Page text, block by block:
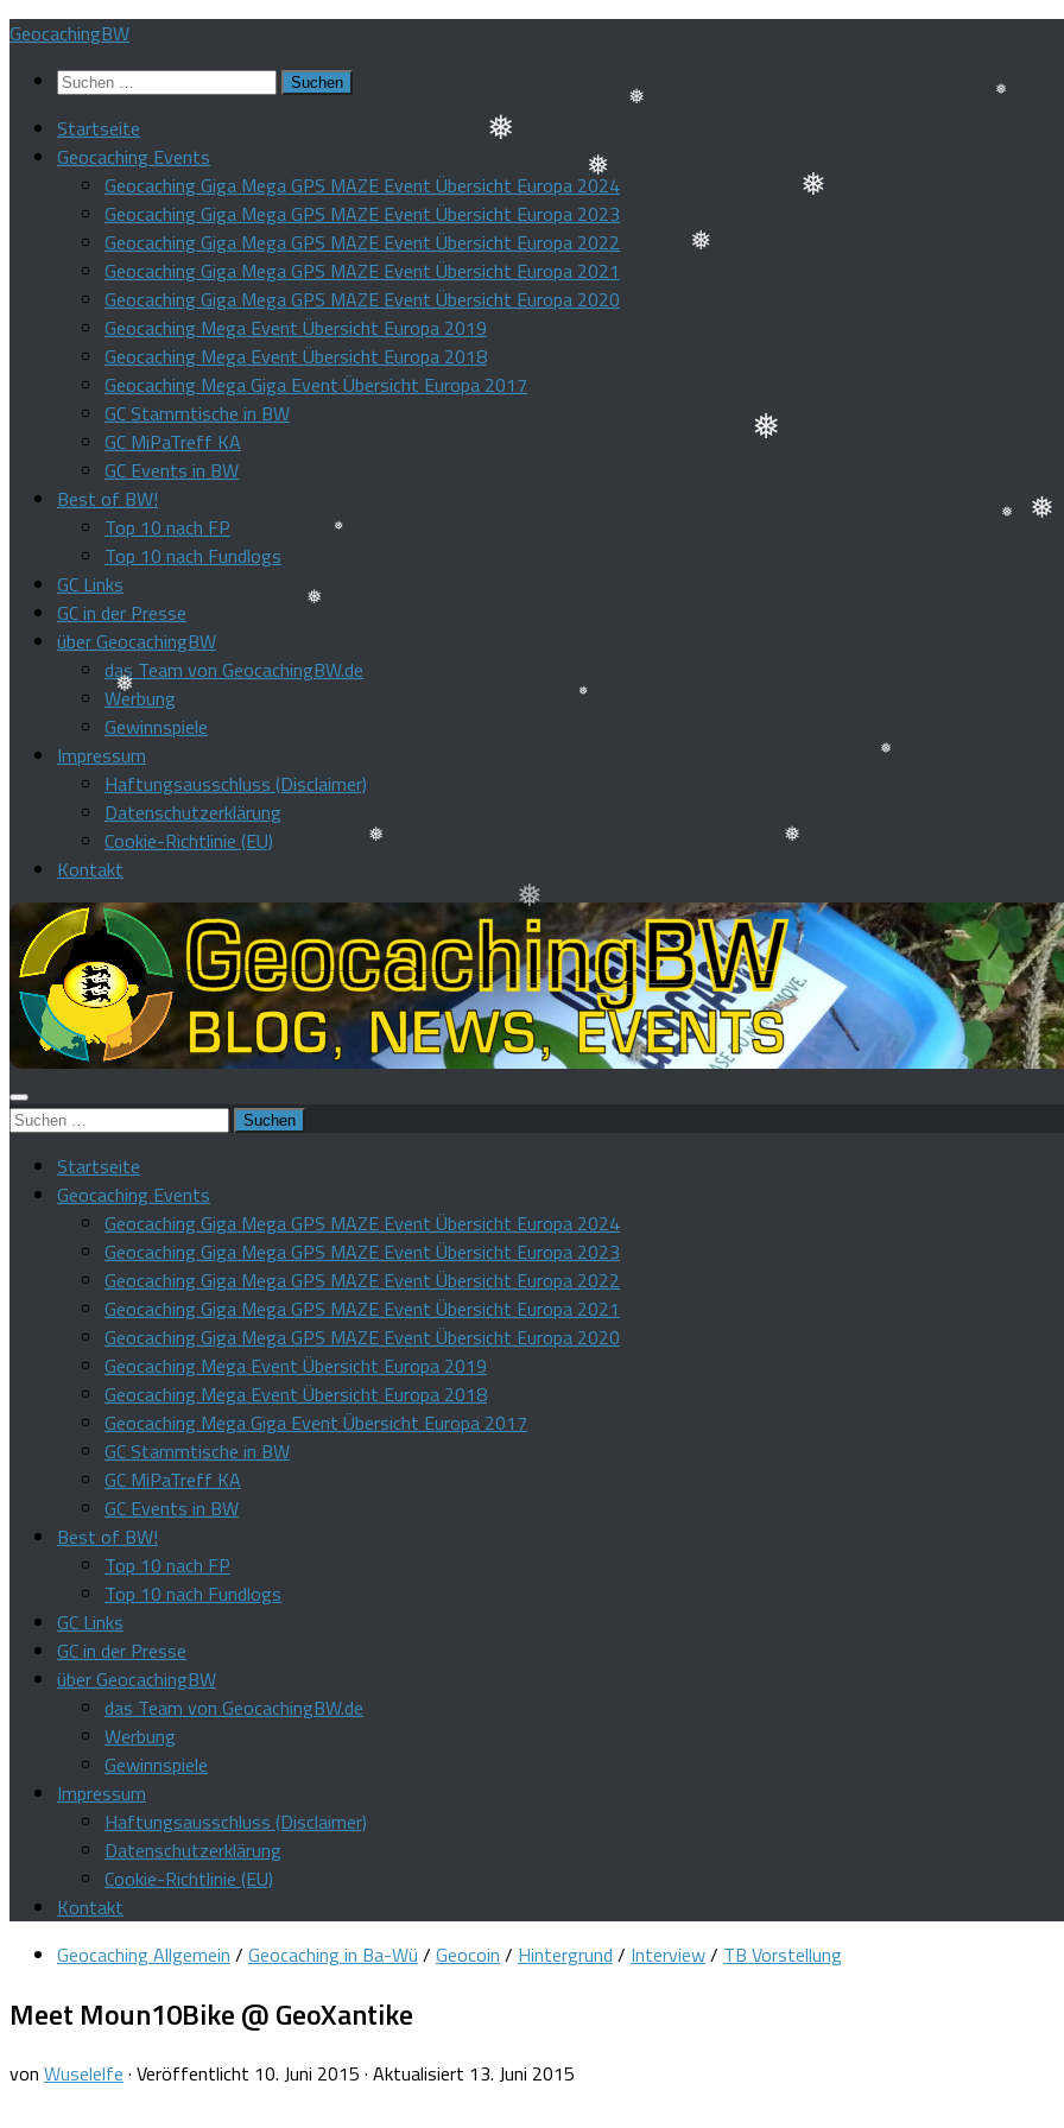
❅
❅
❅
❅
❅
❅
❅
Zum
springen
GeocachingBW
Suchen
Startseite
Geocaching Events
Geocaching Giga Mega GPS MAZE Event Übersicht Europa 2024
Geocaching Giga Mega GPS MAZE Event Übersicht Europa 2023
Geocaching Giga Mega GPS MAZE Event Übersicht Europa 2022
Geocaching Giga Mega GPS MAZE Event Übersicht Europa 2021
Geocaching Giga Mega GPS MAZE Event Übersicht Europa 2020
Geocaching Mega Event Übersicht Europa 2019
Geocaching Mega Event Übersicht Europa 2018
Geocaching Mega Giga Event Übersicht Europa 2017
GC Stammtische in BW
GC MiPaTreff KA
GC Events in BW
Best of BW!
Top 10 nach FP
Top 10 nach Fundlogs
GC Links
GC in der Presse
über GeocachingBW
das Team von GeocachingBW.de
Werbung
Gewinnspiele
Impressum
Haftungsausschluss (Disclaimer)
Datenschutzerklärung
Cookie-Richtlinie (EU)
Kontakt
Suchen
Startseite
Geocaching Events
Geocaching Giga Mega GPS MAZE Event Übersicht Europa 2024
Geocaching Giga Mega GPS MAZE Event Übersicht Europa 2023
Geocaching Giga Mega GPS MAZE Event Übersicht Europa 2022
Geocaching Giga Mega GPS MAZE Event Übersicht Europa 2021
Geocaching Giga Mega GPS MAZE Event Übersicht Europa 2020
Geocaching Mega Event Übersicht Europa 2019
Geocaching Mega Event Übersicht Europa 2018
Geocaching Mega Giga Event Übersicht Europa 2017
GC Stammtische in BW
GC MiPaTreff KA
GC Events in BW
Best of BW!
Top 10 nach FP
Top 10 nach Fundlogs
GC Links
GC in der Presse
über GeocachingBW
das Team von GeocachingBW.de
Werbung
Gewinnspiele
Impressum
Haftungsausschluss (Disclaimer)
Datenschutzerklärung
Cookie-Richtlinie (EU)
Kontakt
Geocaching Allgemein / Geocaching in Ba-Wü / Geocoin / Hintergrund / Interview/ TB Vorstellung
Meet Moun10Bike @ GeoXantike
von Wuselelfe · Veröffentlicht 10. Juni 2015 · Aktualisiert 13. Juni 2015